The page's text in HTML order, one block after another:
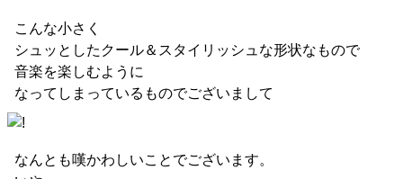
こんな小さく
シュッとしたクール＆スタイリッシュな形状なもので
音楽を楽しむように
なってしまっているものでございまして
なんとも嘆かわしいことでございます。